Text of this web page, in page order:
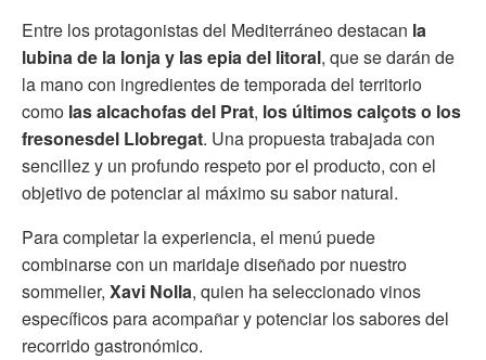
Entre los protagonistas del Mediterráneo destacan la
lubina de la lonja y las epia del litoral, que se darán de
la mano con ingredientes de temporada del territorio
como las alcachofas del Prat, los últimos calçots o los
fresonesdel Llobregat. Una propuesta trabajada con
sencillez y un profundo respeto por el producto, con el
objetivo de potenciar al máximo su sabor natural.
Para completar la experiencia, el menú puede
combinarse con un maridaje diseñado por nuestro
sommelier, Xavi Nolla, quien ha seleccionado vinos
específicos para acompañar y potenciar los sabores del
recorrido gastronómico.